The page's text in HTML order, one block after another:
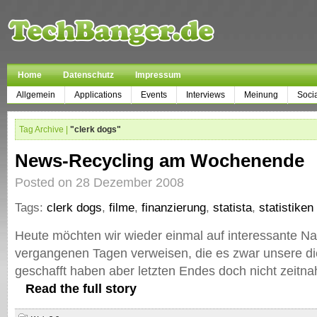
Home Datenschutz
Impressum
Allgemein
Applications Events Interviews Meinung
Tag Archive | "clerk dogs"
News-Recycling am Wochenende
Posted on 28 Dezember 2008
Tags: clerk dogs, filme, finanzierung, statista, statistiken
Heute möchten wir wieder einmal auf interessante
vergangenen Tagen verweisen, die es zwar unsere
geschafft haben aber letzten Endes doch nicht
Read the full story